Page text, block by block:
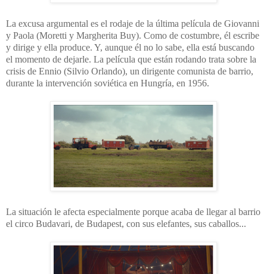
La excusa argumental es el rodaje de la última película de Giovanni
y Paola (Moretti y Margherita Buy). Como de costumbre, él escribe
y dirige y ella produce. Y, aunque él no lo sabe, ella está buscando
el momento de dejarle. La película que están rodando trata sobre la
crisis de Ennio (Silvio Orlando), un dirigente comunista de barrio,
durante la intervención soviética en Hungría, en 1956.
La situación le afecta especialmente porque acaba de llegar al barrio
el circo Budavari, de Budapest, con sus elefantes, sus caballos...